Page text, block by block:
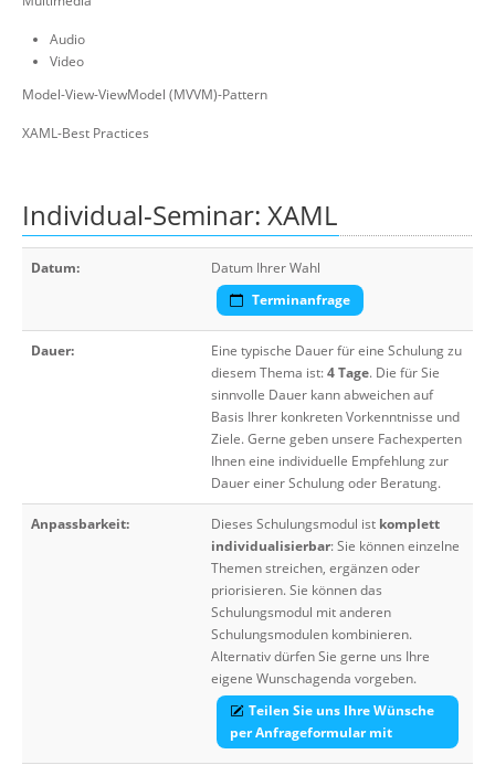
Audio
Video
Model-View-ViewModel (MVVM)-Pattern
XAML-Best Practices
Individual-Seminar: XAML
Datum:
Datum Ihrer Wahl
Terminanfrage
Dauer:
Eine typische Dauer für eine Schulung zu
diesem Thema ist:4 Tage. Die für Sie
sinnvolle Dauer kann abweichen auf
Basis Ihrer konkreten Vorkenntnisse und
Ziele. Gerne geben unsere Fachexperten
Ihnen eine individuelle Empfehlung zur
Dauer einer Schulung oder Beratung.
Anpassbarkeit: Dieses Schulungsmodul ist komplett
individualisierbar: Sie können einzelne
Themen streichen, ergänzen oder
priorisieren. Sie können das
Schulungsmodul mit anderen
Schulungsmodulen kombinieren.
Alternativ dürfen Sie gerne uns Ihre
eigene Wunschagenda vorgeben.
Teilen Sie uns Ihre Wünsche
per Anfrageformular mit